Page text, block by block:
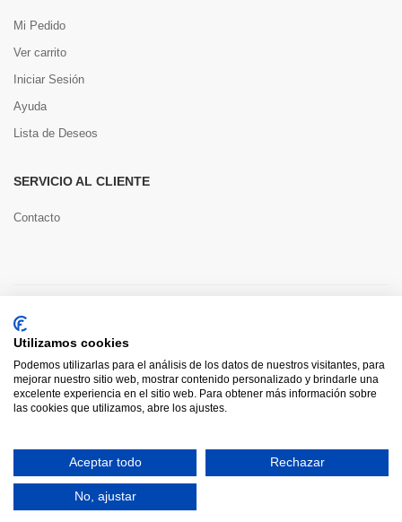
Mi Pedido
Ver carrito
Iniciar Sesión
Ayuda
Lista de Deseos
SERVICIO AL CLIENTE
Contacto
0
Utilizamos cookies
Podemos utilizarlas para el análisis de los datos de nuestros visitantes, para
mejorar nuestro sitio web, mostrar contenido personalizado y brindarle una
excelente experiencia en el sitio web. Para obtener más información sobre
las cookies que utilizamos, abre los ajustes.
Aceptar todo Rechazar
No, ajustar